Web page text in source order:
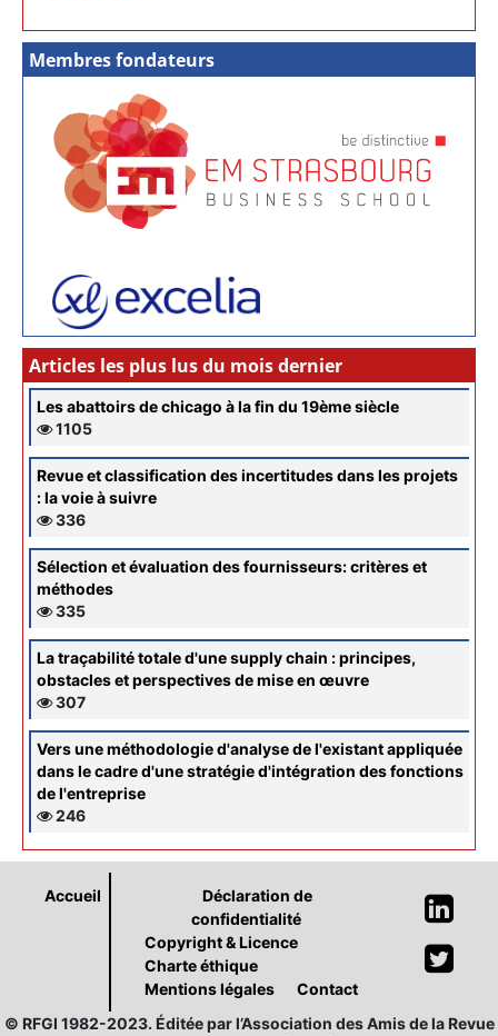
Membres fondateurs
Articles les plus lus du mois dernier
Les abattoirs de chicago à la fin du 19ème siècle
1105
Revue et classification des incertitudes dans les projets
: la voie à suivre
336
Sélection et évaluation des fournisseurs: critères et
méthodes
335
La traçabilité totale d'une supply chain : principes,
obstacles et perspectives de mise en œuvre
307
Vers une méthodologie d'analyse de l'existant appliquée
dans le cadre d'une stratégie d'intégration des fonctions
de l'entreprise
246
Accueil
Déclaration de
confidentialité
Copyright & Licence
Charte éthique
Mentions légales
Contact
© RFGI 1982-2023. Éditée par l’Association des Amis de la Revue